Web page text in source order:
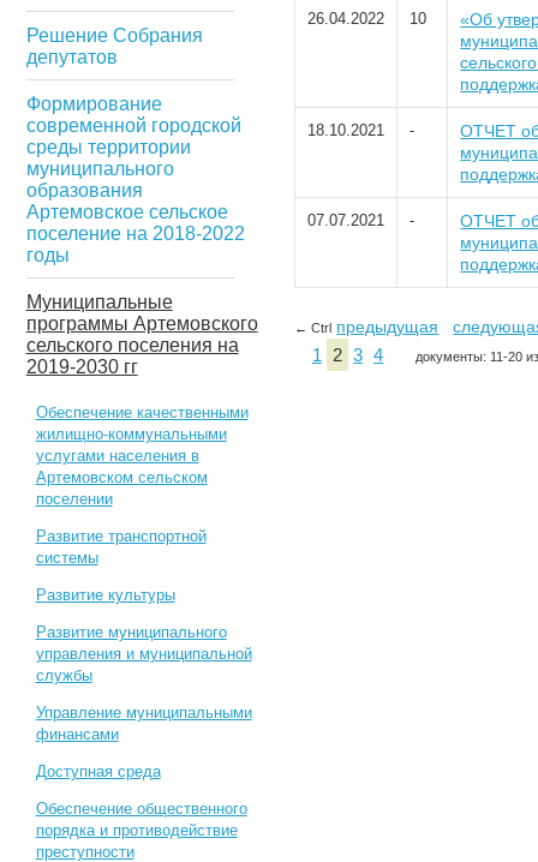
Решение Собрания
депутатов
Формирование
современной городской
среды территории
муниципального
образования
Артемовское сельское
поселение на 2018-2022
годы
Муниципальные
программы Артемовского
сельского поселения на
2019-2030 гг
Обеспечение качественными
жилищно-коммунальными
услугами населения в
Артемовском сельском
поселении
Развитие транспортной
системы
Развитие культуры
Развитие муниципального
управления и муниципальной
службы
Управление муниципальными
финансами
Доступная среда
Обеспечение общественного
порядка и противодействие
преступности
26.04.2022 10
«Об
18.10.2021 -
ОТЧЕТ об
07.07.2021 -
ОТЧЕТ об
← Ctrl предыдущая
1 2 3 4 документы: 11-20